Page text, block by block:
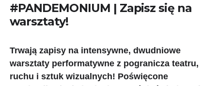
#PANDEMONIUM | Zapisz się na
warsztaty!
Trwają zapisy na intensywne, dwudniowe
warsztaty performatywne z pogranicza teatru,
ruchu i sztuk wizualnych! Poświęcone